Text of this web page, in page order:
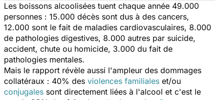
Les boissons alcoolisées tuent chaque année 49.000
personnes : 15.000 décès sont dus à des cancers,
12.000 sont le fait de maladies cardiovasculaires, 8.000
de pathologies digestives, 8.000 autres par suicide,
accident, chute ou homicide, 3.000 du fait de
pathologies mentales.
Mais le rapport révèle aussi l'ampleur des dommages
collatéraux : 40% des violences familiales et/ou
conjugales sont directement liées à l'alcool et c'est le